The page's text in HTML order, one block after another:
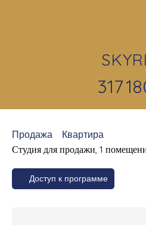
317
Продажа
Квартира
Студия для продажи, 1
Доступ к программе